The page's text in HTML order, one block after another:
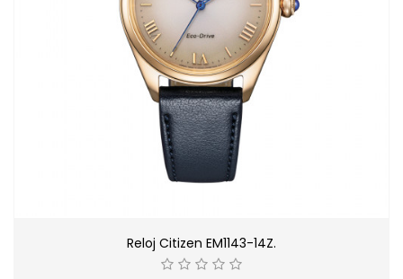
Reloj Citizen EM1143-14Z.